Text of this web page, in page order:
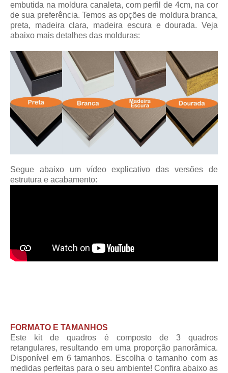
embutida na moldura canaleta, com perfil de 4cm, na cor
de sua preferência. Temos as opções de moldura branca,
preta, madeira clara, madeira escura e dourada. Veja
abaixo mais detalhes das molduras:
Segue abaixo um vídeo explicativo das versões de
estrutura e acabamento:
FORMATO E TAMANHOS
Este kit de quadros é composto de 3 quadros
retangulares, resultando em uma proporção panorâmica.
Disponível em 6 tamanhos. Escolha o tamanho com as
medidas perfeitas para o seu ambiente! Confira abaixo as